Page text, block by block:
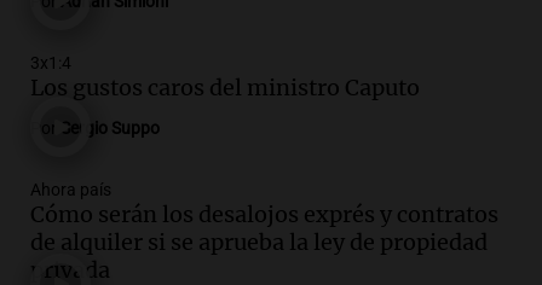
carnaval el estudio de Cadena 3
Audio. La Expo La Bulaye 2026
comienza con sorpresas y grandes
Noticias
Episodios
Audio.Córdoba: destituyeron a la
intendenta interina de Villa Santa Cruz
3x1:4
Los gustos caros del ministro Caputo
Sergio Suppo
Ahora país
Cómo serán los desalojos exprés y contratos
de alquiler si se aprueba la ley de propiedad
privada